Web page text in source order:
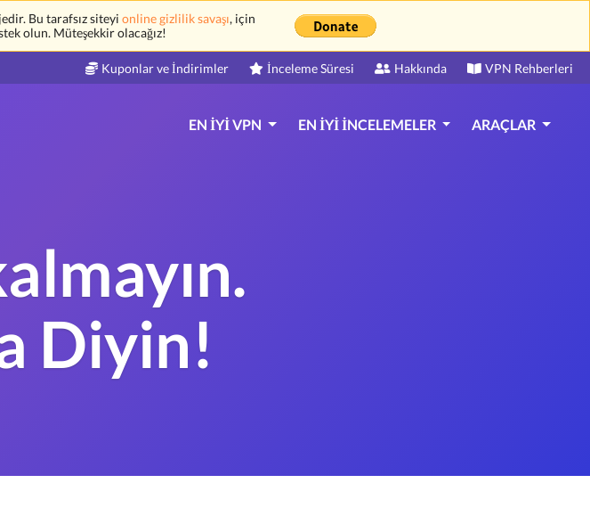
Bu tarafsız siteyi online gizlilik savaşı, için
olun. Müteşekkir olacağız!
Kuponlar ve İndirimler İnceleme Süresi Hakkında VPN Rehberleri
EN İYI VPN EN İYI İNCELEMELER ARAÇLAR
Diyin!